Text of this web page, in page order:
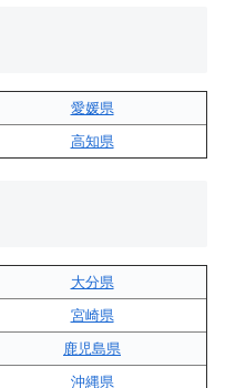
愛媛県
高知県
大分県
宮崎県
鹿児島県
沖縄県